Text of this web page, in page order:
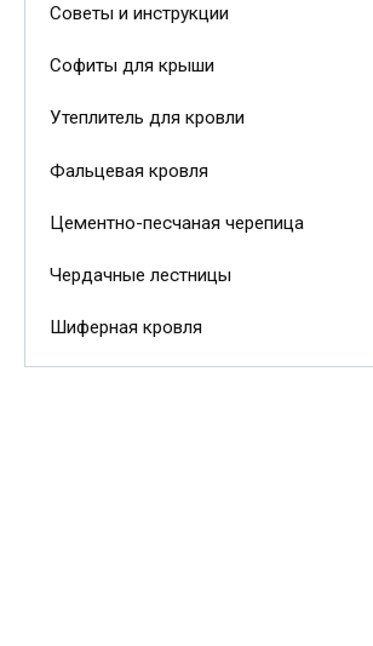
Советы и инструкции
Софиты для крыши
Утеплитель для кровли
Фальцевая кровля
Цементно-песчаная черепица
Чердачные лестницы
Шиферная кровля